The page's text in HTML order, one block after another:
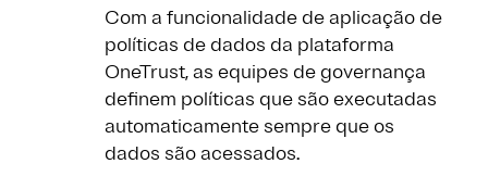
Com a funcionalidade de aplicação de
políticas de dados da plataforma
OneTrust, as equipes de governança
definem políticas que são executadas
automaticamente sempre que os
dados são acessados.